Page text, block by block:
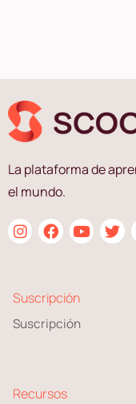
La plataforma de
el mundo.
Suscripción
Suscripción
Recursos